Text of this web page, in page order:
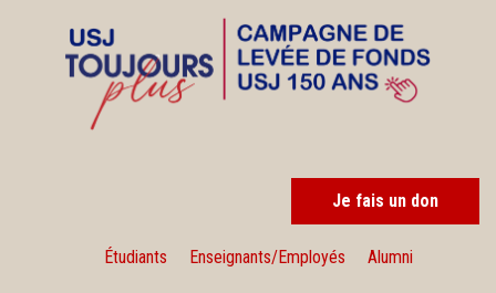
Je fais un don
Étudiants Enseignants/Employés Alumni